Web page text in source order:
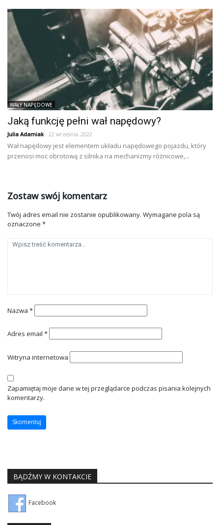
WAŁY NAPĘDOWE
Jaką funkcję pełni wał napędowy?
Julia Adamiak- 22 września, 2022
Wał napędowy jest elementem układu napędowego pojazdu, który
przenosi moc obrotową z silnika na mechanizmy różnicowe,...
Zostaw swój komentarz
Twój adres email nie zostanie opublikowany. Wymagane pola są
oznaczone *
Nazwa *
Adres email *
Witryna internetowa
Zapamiętaj moje dane w tej przeglądarce podczas pisania kolejnych
komentarzy.
BĄDŹMY W KONTAKCIE
Facebook